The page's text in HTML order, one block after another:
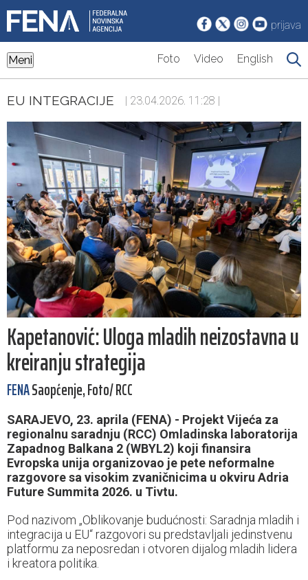
prijava
Meni Foto Video English
EU INTEGRACIJE | 23.04.2026. 11:28 |
Kapetanović: Uloga mladih neizostavna u
kreiranju strategija
FENASaopćenje, Foto/ RCC
SARAJEVO, 23. aprila (FENA) - Projekt Vijeća za
regionalnu saradnju (RCC) Omladinska laboratorija
Zapadnog Balkana 2 (WBYL2) koji finansira
Evropska unija organizovao je pete neformalne
razgovore sa visokim zvaničnicima u okviru Adria
Future Summita 2026. u Tivtu.
Pod nazivom „Oblikovanje budućnosti: Saradnja mladih i
integracija u EU“ razgovori su predstavljali jedinstvenu
platformu za neposredan i otvoren dijalog mladih lidera
i kreatora politika.